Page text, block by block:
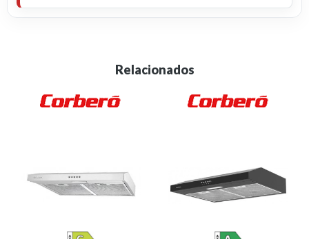
Relacionados